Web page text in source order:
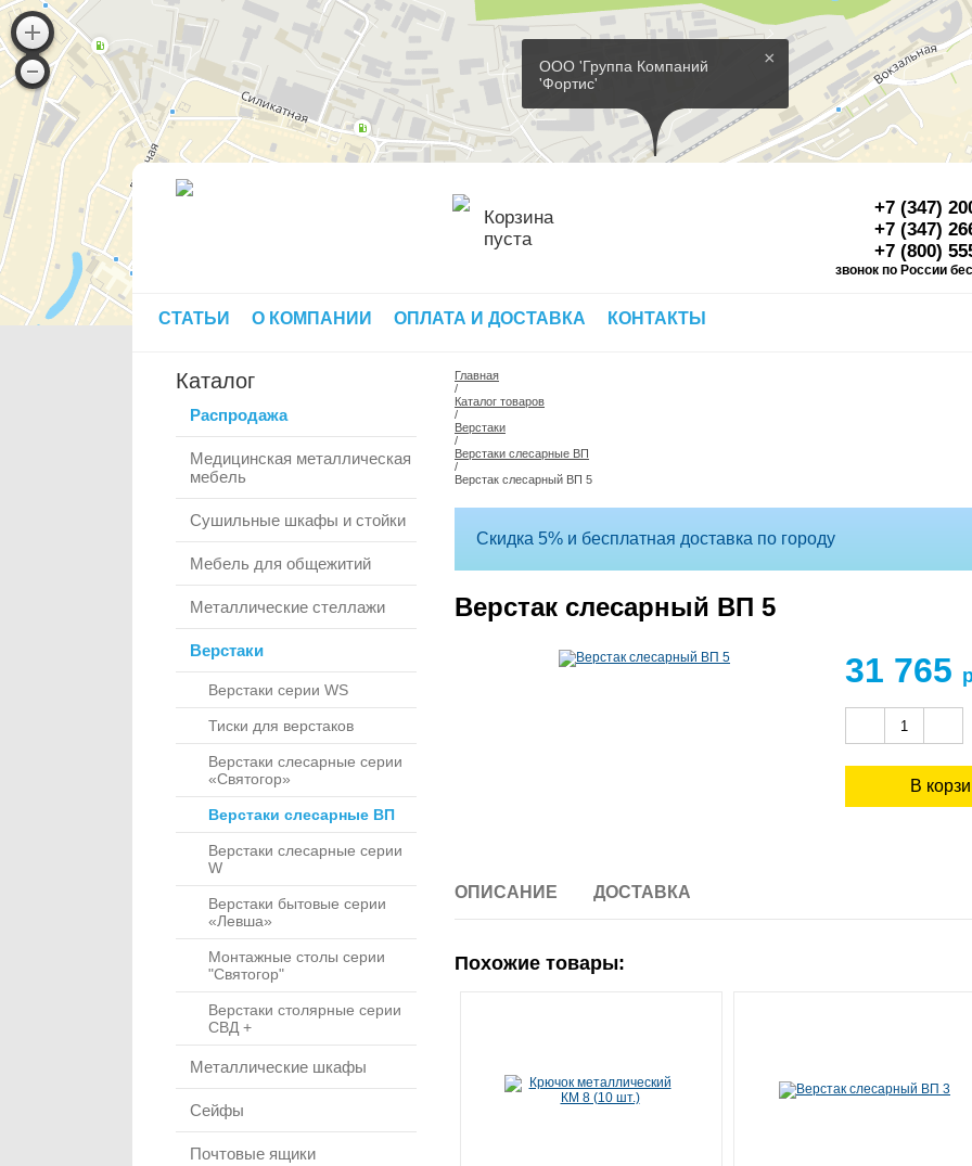
×
ООО 'Группа Компаний
'Фортис'
Корзина
пуста
+7 (347)
+7 (347)
+7 (800)
звонок по России
СТАТЬИ О КОМПАНИИ ОПЛАТА И ДОСТАВКА КОНТАКТЫ
Каталог
Распродажа
Медицинская металлическая
мебель
Сушильные шкафы и стойки
Мебель для общежитий
Металлические стеллажи
Верстаки
Верстаки серии WS
Тиски для верстаков
Верстаки слесарные серии
«Святогор»
Верстаки слесарные ВП
Верстаки слесарные серии
W
Верстаки бытовые серии
«Левша»
Монтажные столы серии
"Святогор"
Верстаки столярные серии
СВД +
Металлические шкафы
Сейфы
Почтовые ящики
Главная
/
Каталог товаров
/
Верстаки
/
Верстаки слесарные ВП
/
Верстак слесарный ВП 5
Скидка 5% и бесплатная доставка по городу
Верстак слесарный ВП 5
31 765
ОПИСАНИЕ ДОСТАВКА
Похожие товары: